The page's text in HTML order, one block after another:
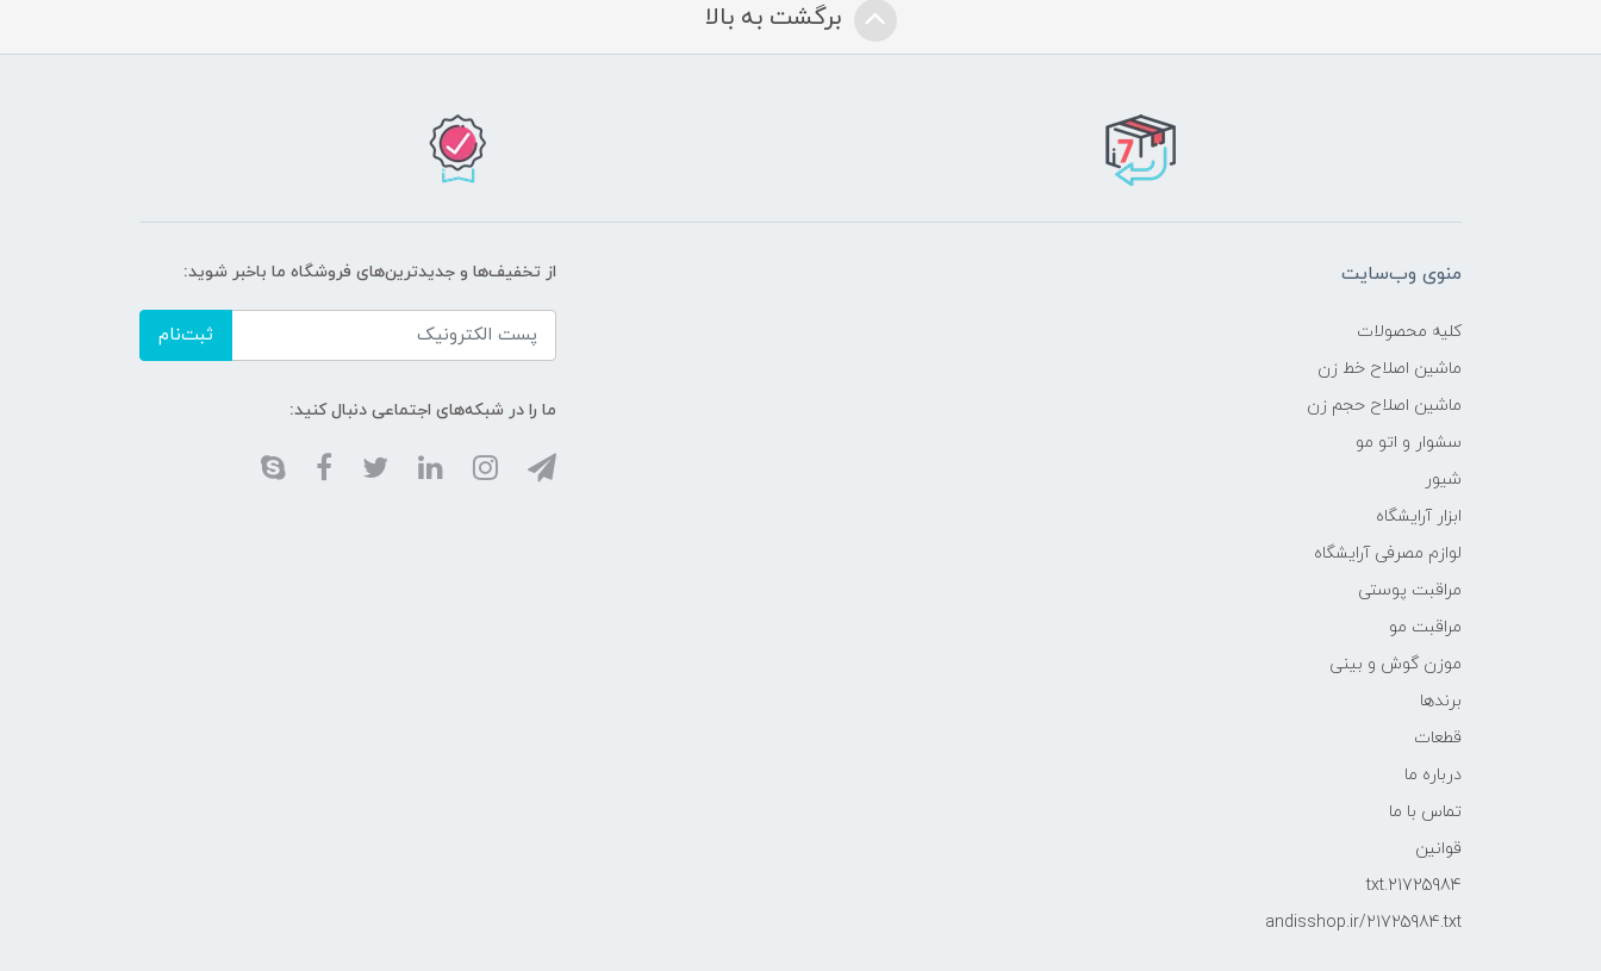
برگشت به بالا
منوی وب‌سایت
کلیه محصولات
ماشین اصلاح خط زن
ماشین اصلاح حجم زن
سشوار و اتو مو
شیور
ابزار آرایشگاه
لوازم مصرفی آرایشگاه
مراقبت پوستی
مراقبت مو
موزن گوش و بینی
برندها
قطعات
درباره ما
تماس با ما
قوانین
21725984.txt
andisshop.ir/21725984.txt
از تخفیف‌ها و جدیدترین‌های فروشگاه ما باخبر شوید:
ثبت‌نام
ما را در شبکه‌های اجتماعی دنبال کنید: